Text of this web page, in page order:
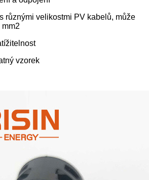
různými velikostmi PV kabelů, může
vzorek